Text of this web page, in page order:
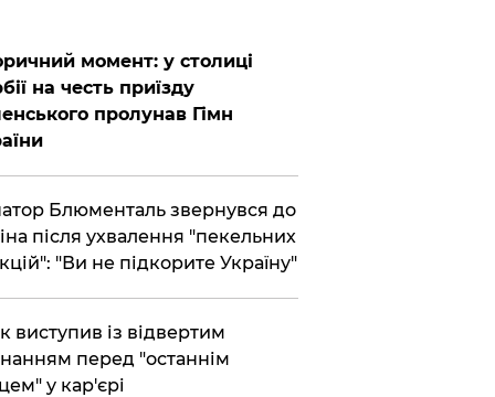
момент: у столиці
на честь приїзду
пролунав Гімн
Блюменталь звернувся до
після ухвалення "пекельних
"Ви не підкорите Україну"
виступив із відвертим
перед "останнім
у кар'єрі